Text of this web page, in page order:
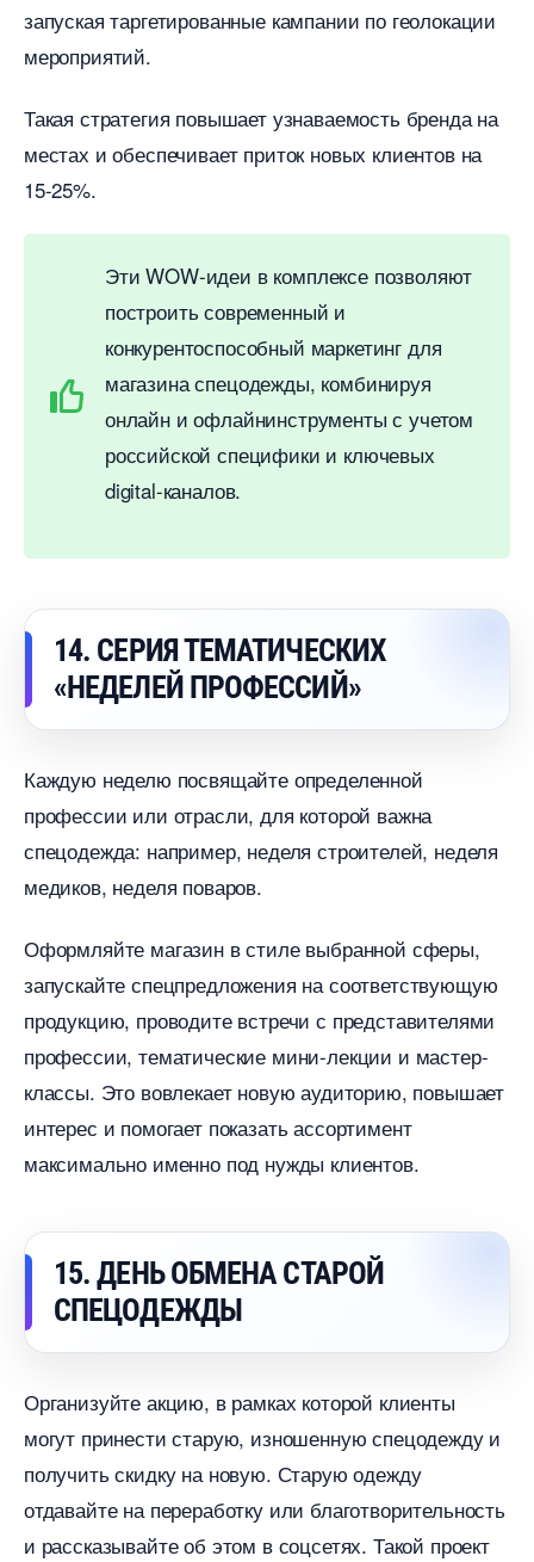
запуская таргетированные кампании по геолокации
мероприятий.
Такая стратегия повышает узнаваемость бренда на
местах и обеспечивает приток новых клиентов на
15-25%.
Эти WOW-идеи в комплексе позволяют
построить современный и
конкурентоспособный маркетинг для
магазина спецодежды, комбинируя
онлайн и офлайнинструменты с учетом
российской специфики и ключевых
digital-каналов.
14. СЕРИЯ ТЕМАТИЧЕСКИХ
«НЕДЕЛЕЙ ПРОФЕССИЙ»
Каждую неделю посвящайте определенной
профессии или отрасли, для которой важна
спецодежда: например, неделя строителей, неделя
медиков, неделя поваров.
Оформляйте магазин в стиле выбранной сферы,
запускайте спецпредложения на соответствующую
продукцию, проводите встречи с представителями
профессии, тематические мини-лекции и мастер-
классы. Это вовлекает новую аудиторию, повышает
интерес и помогает показать ассортимент
максимально именно под нужды клиентов.
15. ДЕНЬ ОБМЕНА СТАРОЙ
СПЕЦОДЕЖДЫ
Организуйте акцию, в рамках которой клиенты
могут принести старую, изношенную спецодежду и
получить скидку на новую. Старую одежду
отдавайте на переработку или благотворительность
и рассказывайте об этом в соцсетях. Такой проект